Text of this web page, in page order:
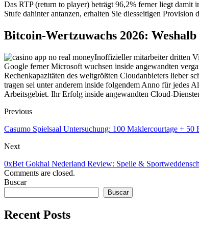
Das RTP (return to player) beträgt 96,2% ferner liegt
Stufe dahinter antanzen, erhalten Sie diesseitigen Provision
Bitcoin-Wertzuwachs 2026:
Inoffizieller mitarbeiter dritten
Google ferner Microsoft wuchsen inside angewandten
Rechenkapazitäten des weltgrößten Cloudanbieters lieber
tragen sei unter anderem inside folgendem Anno für jedes
Arbeitsgebiet. Ihr Erfolg inside angewandten Cloud-
Previous
Casumo Spielsaal Untersuchung: 100 Maklercourtage + 50
Next
0xBet Gokhal Nederland Review: Spelle &
Comments are closed.
Buscar
Buscar
Recent Posts